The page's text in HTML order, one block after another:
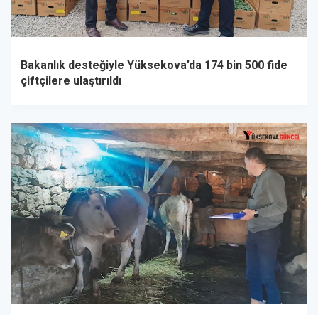
Bakanlık desteğiyle Yüksekova’da 174 bin 500 fide
çiftçilere ulaştırıldı